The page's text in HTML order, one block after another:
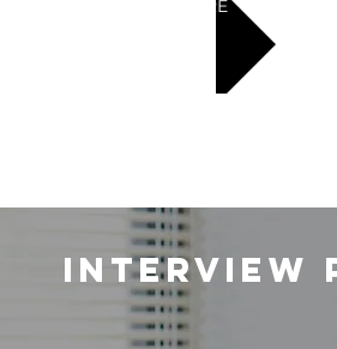
LEARN MORE
INTERVI EW